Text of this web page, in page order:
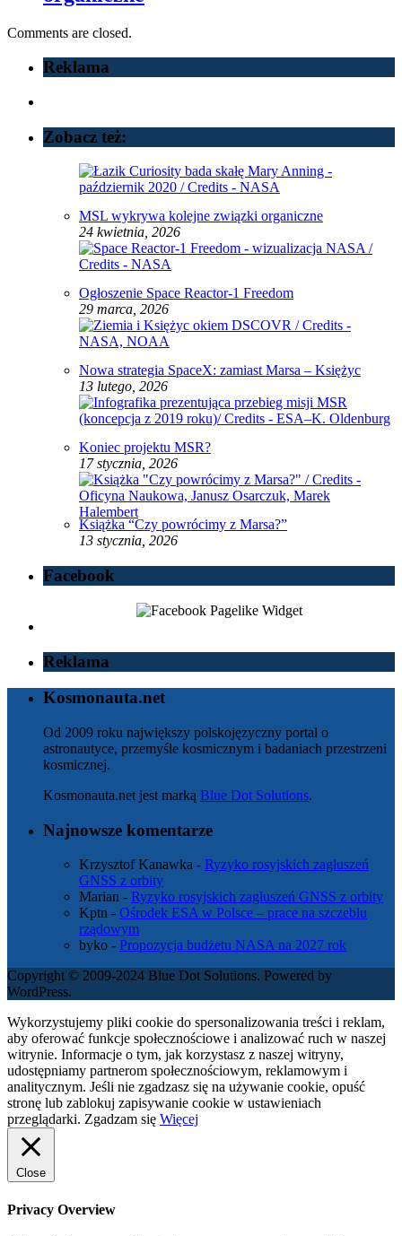
Comments are closed.
Reklama
Zobacz też:
MSL wykrywa kolejne związki organiczne
24 kwietnia, 2026
Ogłoszenie Space Reactor‑1 Freedom
29 marca, 2026
Nowa strategia SpaceX: zamiast Marsa – Księżyc
13 lutego, 2026
Koniec projektu MSR?
17 stycznia, 2026
Książka “Czy powrócimy z Marsa?”
13 stycznia, 2026
Facebook
Reklama
Kosmonauta.net
Od 2009 roku największy polskojęzyczny portal o
astronautyce, przemyśle kosmicznym i badaniach przestrzeni
kosmicznej.
Kosmonauta.net jest marką Blue Dot Solutions.
Najnowsze komentarze
Krzysztof Kanawka - Ryzyko rosyjskich zagłuszeń
GNSS z orbity
Marian - Ryzyko rosyjskich zagłuszeń GNSS z orbity
Kptn - Ośrodek ESA w Polsce – prace na szczeblu
rządowym
byko - Propozycja budżetu NASA na 2027 rok
Copyright © 2009-2024 Blue Dot Solutions. Powered by
WordPress.
Wykorzystujemy pliki cookie do spersonalizowania treści i reklam,
aby oferować funkcje społecznościowe i analizować ruch w naszej
witrynie. Informacje o tym, jak korzystasz z naszej witryny,
udostępniamy partnerom społecznościowym, reklamowym i
analitycznym. Jeśli nie zgadzasz się na używanie cookie, opuść
stronę lub zablokuj zapisywanie cookie w ustawieniach
przeglądarki. Zgadzam się Więcej
Close
Privacy Overview